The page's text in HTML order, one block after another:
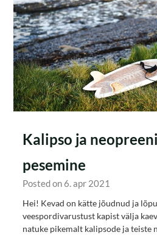
Kalipso ja
pesemine
Posted on 6. apr 2021
Hei! Kevad on kätte jõudnud ja
veespordivarustust kapist välja
natuke pikemalt kalipsode ja teiste